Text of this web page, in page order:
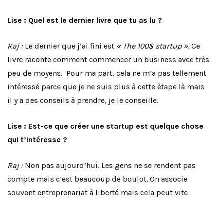
Lise : Quel est le dernier livre que tu as lu ?
Raj : Le dernier que j’ai fini est « The 100$ startup ». Ce
livre raconte comment commencer un business avec très
peu de moyens. Pour ma part, cela ne m’a pas tellement
intéressé parce que je ne suis plus à cette étape là mais
il y a des conseils à prendre, je le conseille.
Lise : Est-ce que créer une startup est quelque chose
qui t’intéresse ?
Raj : Non pas aujourd’hui. Les gens ne se rendent pas
compte mais c’est beaucoup de boulot. On associe
souvent entreprenariat à liberté mais cela peut vite